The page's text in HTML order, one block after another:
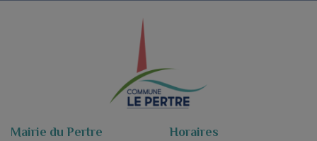
Mairie du Pertre Horaires